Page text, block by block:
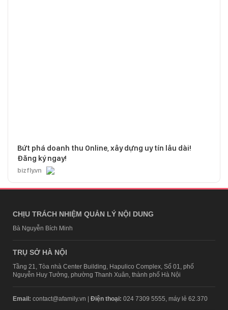
Bứt phá doanh thu Online, xây dựng uy tín lâu dài!
Đăng ký ngay!
bizfly.vn
CHỊU TRÁCH NHIỆM QUẢN LÝ NỘI DUNG
Bà Nguyễn Bích Minh
TRỤ SỞ HÀ NỘI
Tầng 21, Tòa nhà Center Building, Hapulico Complex, Số 01, phố
Nguyễn Huy Tưởng, phường Thanh Xuân, thành phố Hà Nội
Email: contact@afamily.vn | Điện thoại: 024 7309 5555, máy lẻ 62.370